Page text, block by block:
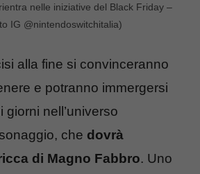
nelle iniziative del Black Friday –
IG @nintendoswitchitalia)
alla fine si convinceranno
e potranno immergersi
giorni nell’universo
che dovrà
di Magno Fabbro. Uno